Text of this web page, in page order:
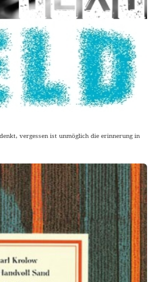
vergessen ist unmöglich die erinnerung in